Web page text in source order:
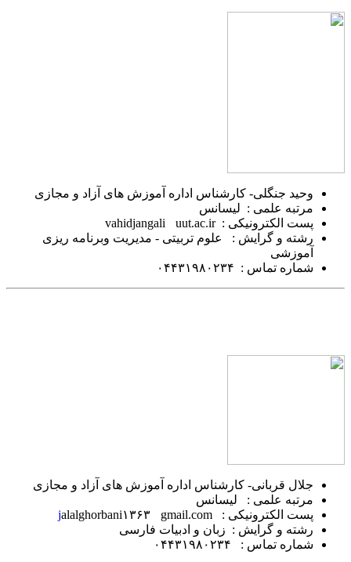
وحید جنگلی- کارشناس اداره آموزش های آزاد و مجازی
مرتبه علمی : لیسانس
پست الکترونیکی : vahidjangaliuut.ac.ir
رشته و گرایش : علوم تربیتی - مدیریت وبرنامه ریزی
آموزشی
شماره تماس : ۰۴۴۳۱۹۸۰۲۳۴
جلال قربانی- کارشناس اداره آموزش های آزاد و مجازی
مرتبه علمی : لیسانس
پست الکترونیکی :
jalalghorbani۱۳۶۳
gmail.com
رشته و گرایش : زبان و ادبیات فارسی
شماره تماس : ۰۴۴۳۱۹۸۰۲۳۴